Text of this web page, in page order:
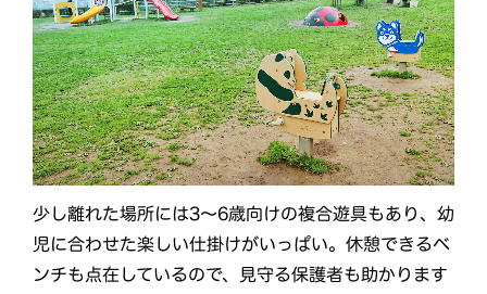
少し離れた場所には3〜6歳向けの複合遊具もあり、幼
児に合わせた楽しい仕掛けがいっぱい。休憩できるベ
ンチも点在しているので、見守る保護者も助かります